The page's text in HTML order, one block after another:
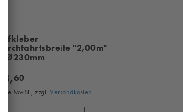
Aufkleber
Durchfahrtsbreite "2,00m"
/ Ø230mm
13,60
ohne MwSt., zzgl.Versandkosten